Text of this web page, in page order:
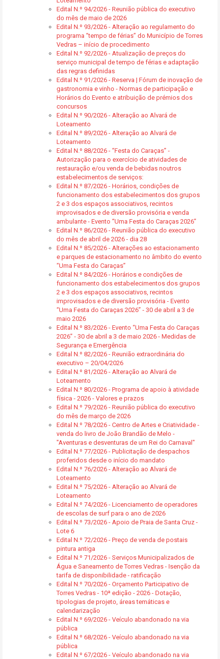
Edital N.º 94/2026 - Reunião pública do executivo
do mês de maio de 2026
Edital N.º 93/2026 - Alteração ao regulamento do
programa “tempo de férias” do Município de Torres
Vedras – início de procedimento
Edital N.º 92/2026 - Atualização de preços do
serviço municipal de tempo de férias e adaptação
das regras definidas
Edital N.º 91/2026 - Reserva | Fórum de inovação de
gastronomia e vinho - Normas de participação e
Horários do Evento e atribuição de prémios dos
concursos
Edital N.º 90/2026 - Alteração ao Alvará de
Loteamento
Edital N.º 89/2026 - Alteração ao Alvará de
Loteamento
Edital N.º 88/2026 - “Festa do Caraças” -
Autorização para o exercício de atividades de
restauração e/ou venda de bebidas noutros
estabelecimentos de serviços:
Edital N.º 87/2026 - Horários, condições de
funcionamento dos estabelecimentos dos grupos
2 e 3 dos espaços associativos, recintos
improvisados e de diversão provisória e venda
ambulante - Evento “Uma Festa do Caraças 2026”
Edital N.º 86/2026 - Reunião pública do executivo
do mês de abril de 2026 - dia 28
Edital N.º 85/2026 - Alterações ao estacionamento
e parques de estacionamento no âmbito do evento
“Uma Festa do Caraças”
Edital N.º 84/2026 - Horários e condições de
funcionamento dos estabelecimentos dos grupos
2 e 3 dos espaços associativos, recintos
improvisados e de diversão provisória - Evento
“Uma Festa do Caraças 2026” - 30 de abril a 3 de
maio 2026
Edital N.º 83/2026 - Evento “Uma Festa do Caraças
2026” - 30 de abril a 3 de maio 2026 - Medidas de
Segurança e Emergência
Edital N.º 82/2026 - Reunião extraordinária do
executivo – 20/04/2026
Edital N.º 81/2026 - Alteração ao Alvará de
Loteamento
Edital N.º 80/2026 - Programa de apoio à atividade
física - 2026 - Valores e prazos
Edital N.º 79/2026 - Reunião pública do executivo
do mês de março de 2026
Edital N.º 78/2026 - Centro de Artes e Criatividade -
venda do livro de João Brandão de Melo -
"Aventuras e desventuras de um Rei do Carnaval"
Edital N.º 77/2026 - Publicitação de despachos
proferidos desde o início do mandato
Edital N.º 76/2026 - Alteração ao Alvará de
Loteamento
Edital N.º 75/2026 - Alteração ao Alvará de
Loteamento
Edital N.º 74/2026 - Licenciamento de operadores
de escolas de surf para o ano de 2026
Edital N.º 73/2026 - Apoio de Praia de Santa Cruz -
Lote 6
Edital N.º 72/2026 - Preço de venda de postais
pintura antiga
Edital N.º 71/2026 - Serviços Municipalizados de
Água e Saneamento de Torres Vedras - Isenção da
tarifa de disponibilidade - ratificação
Edital N.º 70/2026 - Orçamento Participativo de
Torres Vedras - 10ª edição - 2026 - Dotação,
tipologias de projeto, áreas temáticas e
calendarização
Edital N.º 69/2026 - Veículo abandonado na via
pública
Edital N.º 68/2026 - Veículo abandonado na via
pública
Edital N.º 67/2026 - Veículo abandonado na via